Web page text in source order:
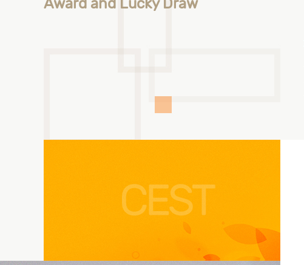
Award and Lucky Draw